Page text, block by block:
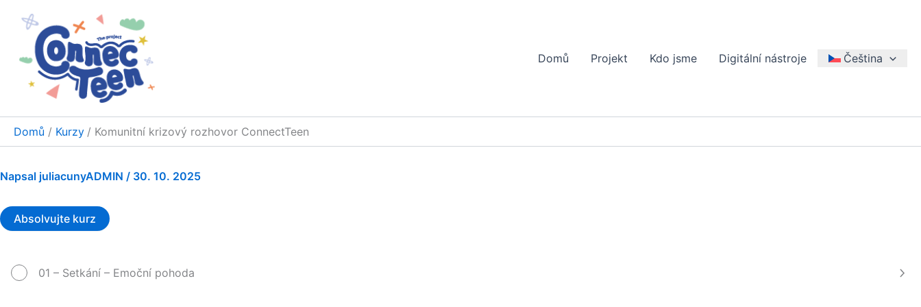
Domů
Projekt Kdo jsme Digitální nástroje Čeština
Domů Kurzy Komunitní krizový rozhovor ConnectTeen
Napsal juliacunyADMIN / 30. 10. 2025
Absolvujte kurz
01 – Setkání – Emoční pohoda